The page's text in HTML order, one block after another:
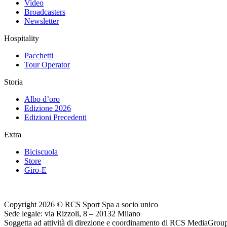
Video
Broadcasters
Newsletter
Hospitality
Pacchetti
Tour Operator
Storia
Albo d’oro
Edizione 2026
Edizioni Precedenti
Extra
Biciscuola
Store
Giro-E
Copyright 2026 © RCS Sport Spa a socio unico
Sede legale: via Rizzoli, 8 – 20132 Milano
Soggetta ad attività di direzione e coordinamento di RCS